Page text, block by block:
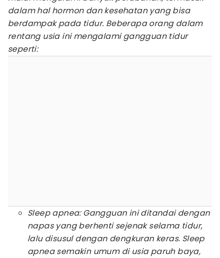
dalam hal hormon dan kesehatan yang bisa
berdampak pada tidur. Beberapa orang dalam
rentang usia ini mengalami gangguan tidur
seperti:
Sleep apnea: Gangguan ini ditandai dengan
napas yang berhenti sejenak selama tidur,
lalu disusul dengan dengkuran keras. Sleep
apneasemakin umum di usia paruh baya,